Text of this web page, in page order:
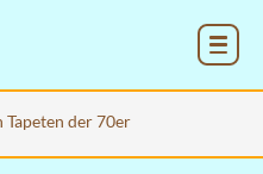
Tapeten der 70er